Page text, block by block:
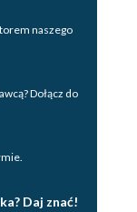
naszego
Dołącz do
Daj znać!